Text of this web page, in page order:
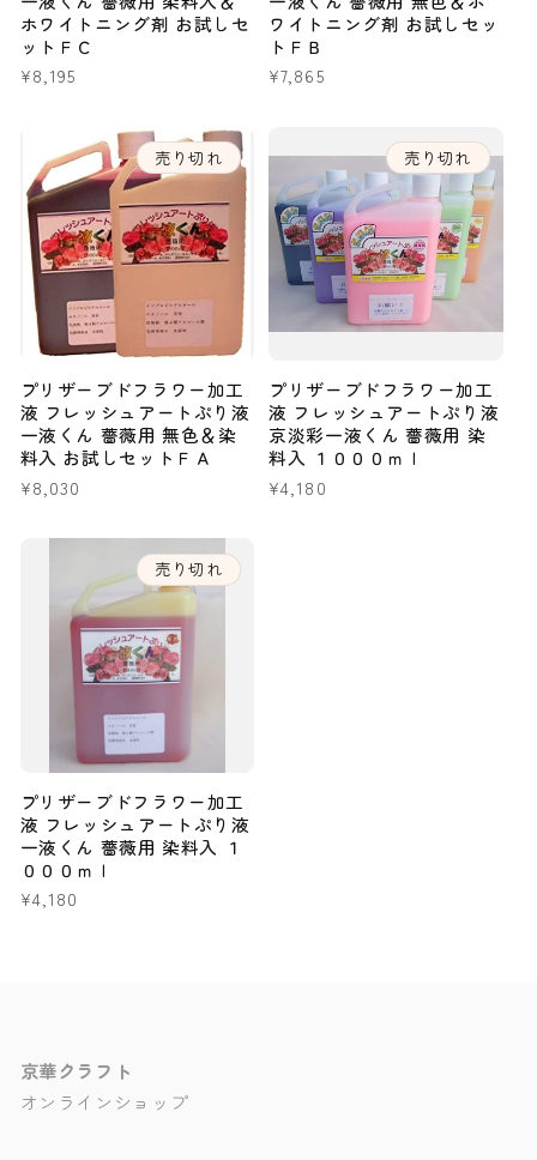
ホワイトニング剤 お試しセ
ットＦＣ
通
¥8,195
ワイトニング剤 お試しセッ
トＦＢ
通
¥7,865
売り切れ
プリザーブドフラワー加工
液 フレッシュアートぷり液
一液くん 薔薇用 無色＆染
料入 お試しセットＦＡ
通
¥8,030
売り切れ
プリザーブドフラワー加工
液 フレッシュアートぷり液
京淡彩一液くん 薔薇用 染
料入 １０００ｍｌ
通
¥4,180
売り切れ
プリザーブドフラワー加工
液 フレッシュアートぷり液
一液くん 薔薇用 染料入 １
０００ｍｌ
通
¥4,180
京華クラフト
オンラインショップ